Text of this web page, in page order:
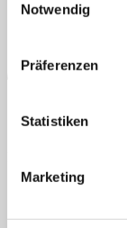
Notwendig
Präferenzen
Statistiken
Marketing